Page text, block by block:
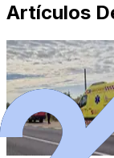
Artículos